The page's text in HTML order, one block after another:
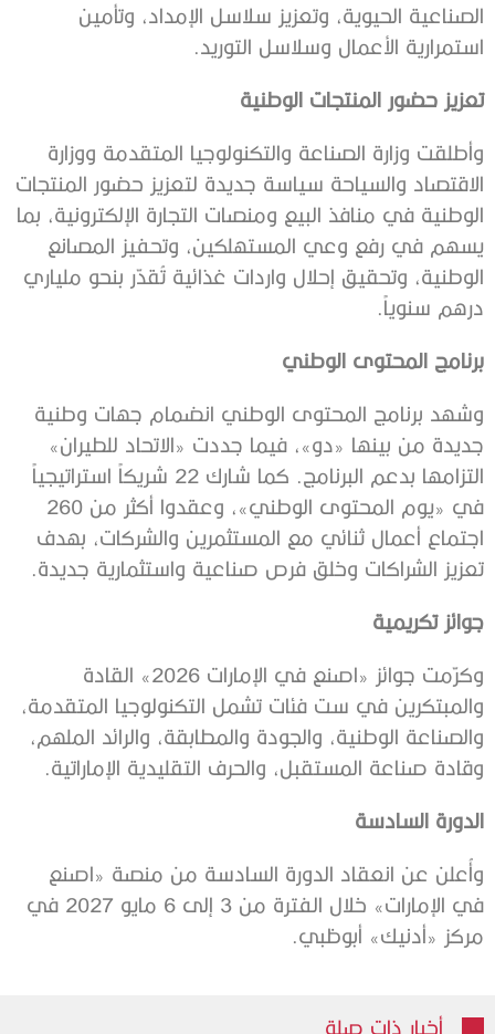
الصناعية الحيوية، وتعزيز سلاسل الإمداد، وتأمين
استمرارية الأعمال وسلاسل التوريد.
تعزيز حضور المنتجات الوطنية
وأطلقت وزارة الصناعة والتكنولوجيا المتقدمة ووزارة
الاقتصاد والسياحة سياسة جديدة لتعزيز حضور المنتجات
الوطنية في منافذ البيع ومنصات التجارة الإلكترونية، بما
يسهم في رفع وعي المستهلكين، وتحفيز المصانع
الوطنية، وتحقيق إحلال واردات غذائية تُقدّر بنحو ملياري
درهم سنوياً.
برنامج المحتوى الوطني
وشهد برنامج المحتوى الوطني انضمام جهات وطنية
جديدة من بينها «دو»، فيما جددت «الاتحاد للطيران»
التزامها بدعم البرنامج. كما شارك 22 شريكاً استراتيجياً
في «يوم المحتوى الوطني»، وعقدوا أكثر من 260
اجتماع أعمال ثنائي مع المستثمرين والشركات، بهدف
تعزيز الشراكات وخلق فرص صناعية واستثمارية جديدة.
جوائز تكريمية
وكرّمت جوائز «اصنع في الإمارات 2026» القادة
والمبتكرين في ست فئات تشمل التكنولوجيا المتقدمة،
والصناعة الوطنية، والجودة والمطابقة، والرائد الملهم،
وقادة صناعة المستقبل، والحرف التقليدية الإماراتية.
الدورة السادسة
وأُعلن عن انعقاد الدورة السادسة من منصة «اصنع
في الإمارات» خلال الفترة من 3 إلى 6 مايو 2027 في
مركز «أدنيك» أبوظبي.
أخبار ذات صلة